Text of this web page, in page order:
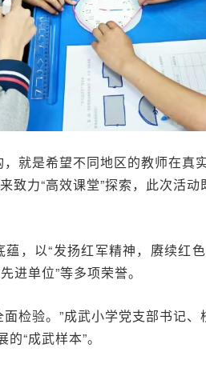
就是希望不同地区的教师在
力“高效课堂”探索，此次活
，以“发扬红军精神，赓续红
进单位”等多项荣誉。
检验。”成武小学党支部书记
“成武样本”。